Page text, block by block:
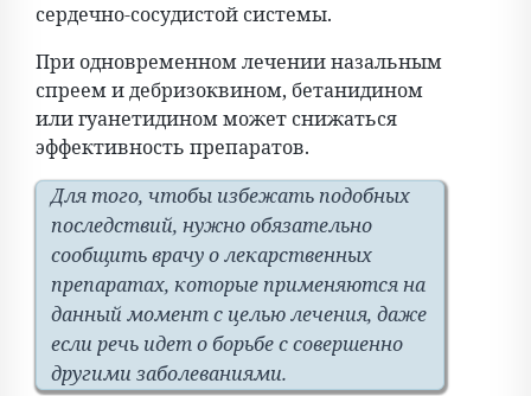
сердечно-сосудистой системы.
При одновременном лечении назальным
спреем и дебризоквином, бетанидином
или гуанетидином может снижаться
эффективность препаратов.
Для того, чтобы избежать подобных
последствий, нужно обязательно
сообщить врачу о лекарственных
препаратах, которые применяются на
данный момент с целью лечения, даже
если речь идет о борьбе с совершенно
другими заболеваниями.